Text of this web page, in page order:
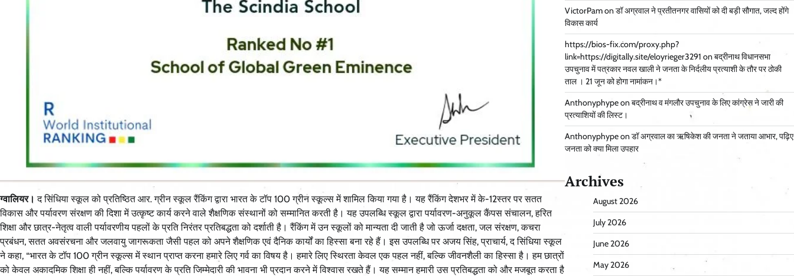
ग्वालियर। द सिंधिया स्कूल को प्रतिष्ठित आर. ग्रीन स्कूल रैंकिंग द्वारा भारत के टॉप 100 ग्रीन स्कूल्स में शामिल किया गया है। यह रैंकिंग देशभर में के-12स्तर पर सतत
विकास और पर्यावरण संरक्षण की दिशा में उत्कृष्ट कार्य करने वाले शैक्षणिक संस्थानों को सम्मानित करती है। यह उपलब्धि स्कूल द्वारा पर्यावरण-अनुकूल कैंपस संचालन, हरित
शिक्षा और छात्र-नेतृत्व वाली पर्यावरणीय पहलों के प्रति निरंतर प्रतिबद्धता को दर्शाती है। रैंकिंग में उन स्कूलों को मान्यता दी जाती है जो ऊर्जा दक्षता, जल संरक्षण, कचरा
प्रबंधन, सतत अवसंरचना और जलवायु जागरूकता जैसी पहल को अपने शैक्षणिक एवं दैनिक कार्यों का हिस्सा बना रहे हैं। इस उपलब्धि पर अजय सिंह, प्राचार्य, द सिंधिया स्कूल
ने कहा, “भारत के टॉप 100 ग्रीन स्कूल्स में स्थान प्राप्त करना हमारे लिए गर्व का विषय है। हमारे लिए स्थिरता केवल एक पहल नहीं, बल्कि जीवनशैली का हिस्सा है। हम छात्रों
को केवल अकादमिक शिक्षा ही नहीं, बल्कि पर्यावरण के प्रति जिम्मेदारी की भावना भी प्रदान करने में विश्वास रखते हैं। यह सम्मान हमारी उस प्रतिबद्धता को और मजबूत करता है
VictorPamonडॉ अग्रवाल ने प्रतीतनगर वासियों को दी बड़ी सौगात, जल्द होंगे
विकास कार्य
https://bios-fix.com/proxy.php?
link=https://digitally.site/eloyrieger3291 onबद्रीनाथ विधानसभा
उपचुनाव में पत्रकार नवल खाली ने जनता के निर्दलीय प्रत्याशी के तौर पर ठोकी
ताल । 21 जून को होगा नामांकन।*
Anthonyphypeonबद्रीनाथ व मंगलौर उपचुनाव के लिए कांग्रेस ने जारी की
प्रत्याशियों की लिस्ट।
Anthonyphypeonडॉ अग्रवाल का ऋषिकेश की जनता ने जताया आभार, पढ़िए
जनता को क्या मिला उपहार
Archives
August 2026
July 2026
June 2026
May 2026